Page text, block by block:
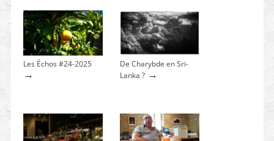
Les Échos #24-2025
→
De Charybde en Sri-
Lanka ?→